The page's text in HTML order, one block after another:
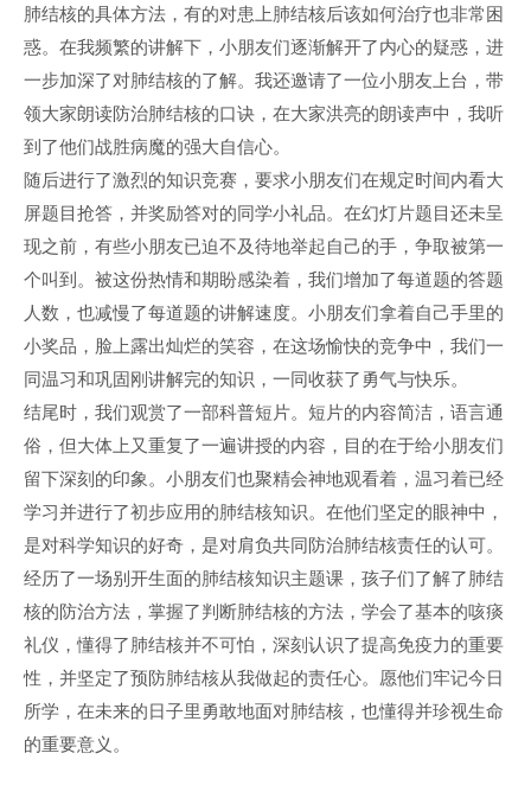
肺结核的具体方法，有的对患上肺结核后该如何治疗也非常困
惑。在我频繁的讲解下，小朋友们逐渐解开了内心的疑惑，进
一步加深了对肺结核的了解。我还邀请了一位小朋友上台，带
领大家朗读防治肺结核的口诀，在大家洪亮的朗读声中，我听
到了他们战胜病魔的强大自信心。
随后进行了激烈的知识竞赛，要求小朋友们在规定时间内看大
屏题目抢答，并奖励答对的同学小礼品。在幻灯片题目还未呈
现之前，有些小朋友已迫不及待地举起自己的手，争取被第一
个叫到。被这份热情和期盼感染着，我们增加了每道题的答题
人数，也减慢了每道题的讲解速度。小朋友们拿着自己手里的
小奖品，脸上露出灿烂的笑容，在这场愉快的竞争中，我们一
同温习和巩固刚讲解完的知识，一同收获了勇气与快乐。
结尾时，我们观赏了一部科普短片。短片的内容简洁，语言通
俗，但大体上又重复了一遍讲授的内容，目的在于给小朋友们
留下深刻的印象。小朋友们也聚精会神地观看着，温习着已经
学习并进行了初步应用的肺结核知识。在他们坚定的眼神中，
是对科学知识的好奇，是对肩负共同防治肺结核责任的认可。
经历了一场别开生面的肺结核知识主题课，孩子们了解了肺结
核的防治方法，掌握了判断肺结核的方法，学会了基本的咳痰
礼仪，懂得了肺结核并不可怕，深刻认识了提高免疫力的重要
性，并坚定了预防肺结核从我做起的责任心。愿他们牢记今日
所学，在未来的日子里勇敢地面对肺结核，也懂得并珍视生命
的重要意义。